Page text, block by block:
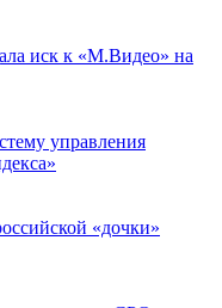
иск к «М.Видео» на
управления
«дочки»